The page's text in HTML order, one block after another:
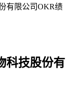
有限公司OKR绩
科技股份有